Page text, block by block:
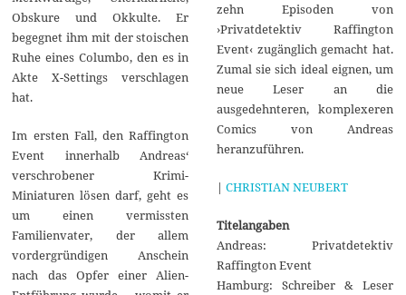
Obskure und Okkulte. Er
begegnet ihm mit der stoischen
Ruhe eines Columbo, den es in
Akte X-Settings verschlagen
hat.
Im ersten Fall, den Raffington
Event innerhalb Andreas‘
verschrobener Krimi-
Miniaturen lösen darf, geht es
um einen vermissten
Familienvater, der allem
vordergründigen Anschein
nach das Opfer einer Alien-
zehn Episoden von
›Privatdetektiv Raffington
Event‹ zugänglich gemacht hat.
Zumal sie sich ideal eignen, um
neue Leser an die
ausgedehnteren, komplexeren
Comics von Andreas
heranzuführen.
| CHRISTIAN NEUBERT
Titelangaben
Andreas: Privatdetektiv
Raffington Event
Hamburg: Schreiber & Leser